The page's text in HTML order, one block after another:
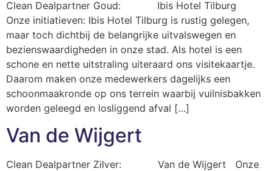
Clean Dealpartner Goud: Ibis Hotel Tilburg
Onze initiatieven: Ibis Hotel Tilburg is rustig gelegen,
maar toch dichtbij de belangrijke uitvalswegen en
bezienswaardigheden in onze stad. Als hotel is een
schone en nette uitstraling uiteraard ons visitekaartje.
Daarom maken onze medewerkers dagelijks een
schoonmaakronde op ons terrein waarbij vuilnisbakken
worden geleegd en losliggend afval […]
Van de Wijgert
Clean Dealpartner Zilver: Van de Wijgert Onze